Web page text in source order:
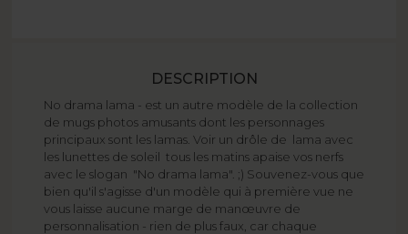
DESCRIPTION
No drama lama - est un autre modèle de la collection
de mugs photos amusants dont les personnages
principaux sont les lamas. Voir un drôle de lama avec
les lunettes de soleil tous les matins apaise vos nerfs
avec le slogan "No drama lama". ;) Souvenez-vous que
bien qu'il s'agisse d'un modèle qui à première vue ne
vous laisse aucune marge de manœuvre de
personnalisation - rien de plus faux, car chaque